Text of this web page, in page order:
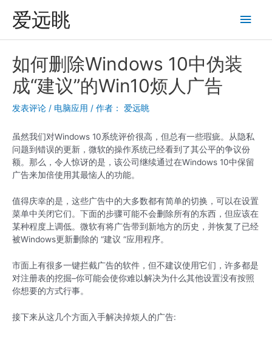
爱远眺
主
菜
单
如何删除Windows 10中伪装
成“建议”的Win10烦人广告
发表评论 / 电脑应用 / 作者： 爱远眺
虽然我们对Windows 10系统评价很高，但总有一些瑕疵。从隐私
问题到错误的更新，微软的操作系统已经看到了其公平的争议份
额。那么，令人惊讶的是，该公司继续通过在Windows 10中保留
广告来加倍使用其最恼人的功能。
值得庆幸的是，这些广告中的大多数都有简单的切换，可以在设置
菜单中关闭它们。下面的步骤可能不会删除所有的东西，但应该在
某种程度上调低。微软有将广告带到新地方的历史，并恢复了已经
被Windows更新删除的 “建议 “应用程序。
市面上有很多一键拦截广告的软件，但不建议使用它们，许多都是
对注册表的挖掘–你可能会使你难以解决为什么其他设置没有按照
你想要的方式行事。
接下来从这几个方面入手解决掉烦人的广告: